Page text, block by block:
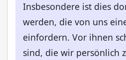
Insbesondere ist dies
werden, die von uns
einfordern. Vor ihnen
sind, die wir persönlich